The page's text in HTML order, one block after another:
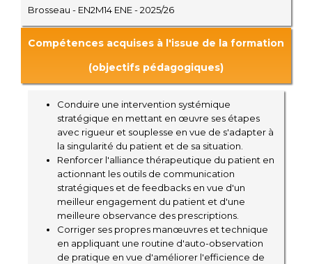
Brosseau - EN2M14 ENE - 2025/26
Compétences acquises à l'issue de la formation
(objectifs pédagogiques)
Conduire une intervention systémique
stratégique en mettant en œuvre ses étapes
avec rigueur et souplesse en vue de s'adapter à
la singularité du patient et de sa situation.
Renforcer l'alliance thérapeutique du patient en
actionnant les outils de communication
stratégiques et de feedbacks en vue d'un
meilleur engagement du patient et d'une
meilleure observance des prescriptions.
Corriger ses propres manœuvres et technique
en appliquant une routine d'auto-observation
de pratique en vue d'améliorer l'efficience de